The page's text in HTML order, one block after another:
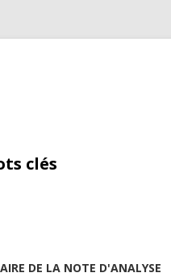
clés
DE LA NOTE D'ANALYSE